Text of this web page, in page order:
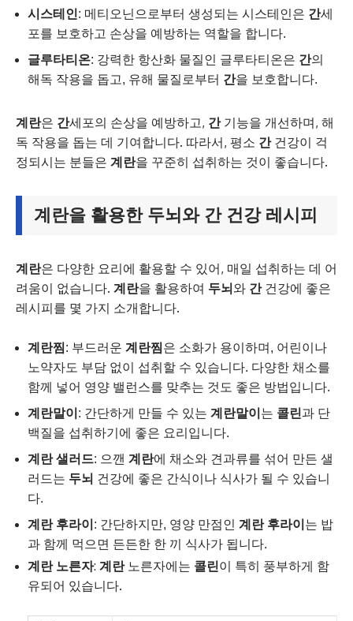
시스테인: 메티오닌으로부터 생성되는 시스테인은 간세
포를 보호하고 손상을 예방하는 역할을 합니다.
글루타티온: 강력한 항산화 물질인 글루타티온은 간의
해독 작용을 돕고, 유해 물질로부터 간을 보호합니다.
계란은 간세포의 손상을 예방하고, 간기능을 개선하며, 해
독 작용을 돕는 데 기여합니다. 따라서, 평소 간건강이 걱
정되시는 분들은 계란을 꾸준히 섭취하는 것이 좋습니다.
계란을 활용한 두뇌 와 간건강 레시피
계란은 다양한 요리에 활용할 수 있어, 매일 섭취하는 데 어
려움이 없습니다. 계란을 활용하여 두뇌와 간건강에 좋은
레시피를 몇 가지 소개합니다.
계란찜: 부드러운 계란찜은 소화가 용이하며, 어린이나
노약자도 부담 없이 섭취할 수 있습니다. 다양한 채소를
함께 넣어 영양 밸런스를 맞추는 것도 좋은 방법입니다.
계란말이 : 간단하게 만들 수 있는 계란말이 는 콜린과 단
백질을 섭취하기에 좋은 요리입니다.
계란 샐러드: 으깬 계란에 채소와 견과류를 섞어 만든 샐
러드는 두뇌 건강에 좋은 간식이나 식사가 될 수 있습니
다.
계란 후라이 : 간단하지만, 영양 만점인 계란 후라이 는 밥
과 함께 먹으면 든든한 한 끼 식사가 됩니다.
계란 노른자: 계란노른자에는 콜린이 특히 풍부하게 함
유되어 있습니다.